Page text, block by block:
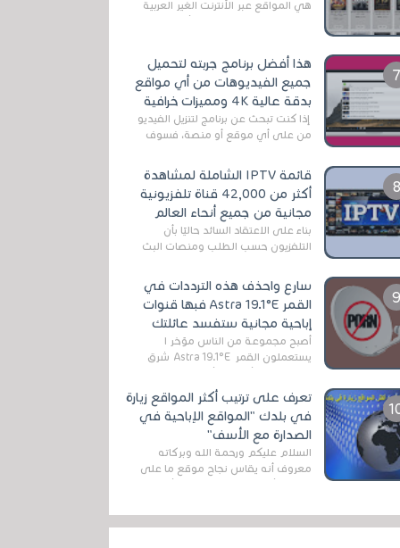
هي المواقع عبر الأنترنت الغير العربية
التي تقدم خدمة تحميل الأفلام على
هذا أفضل برنامج جربته لتحميل
جميع الفيديوهات من أي مواقع
بدقة عالية 4K ومميزات خرافية
إذا كنت تبحث عن برنامج لتنزيل الفيديو
من على أي موقع أو منصة، فسوف
الخاصة بالبرامج والتطبيقات في هذا
المج...
قائمة IPTV الشاملة لمشاهدة
أكثر من 42,000 قناة تلفزيونية
مجانية من جميع أنحاء العالم
بناءً على الاعتقاد السائد حاليًا بأن
التلفزيون حسب الطلب ومنصات البث
سارع واحذف هذه الترددات في
القمر Astra 19.1°E فبها قنوات
إباحية مجانية ستفسد عائلتك
أصبح مجموعة من الناس مؤخر ا
يستعملون القمر Astra 19.1°E شرق
قنوات مميزة جدا تنقل العديد من البرامج
اله...
تعرف على ترتيب أكثر المواقع زيارة
في بلدك "المواقع الإباحية في
الصدارة مع الأسف"
السلام عليكم ورحمة الله وبركاته
معروف أنه يقاس نجاح موقع ما على
في...